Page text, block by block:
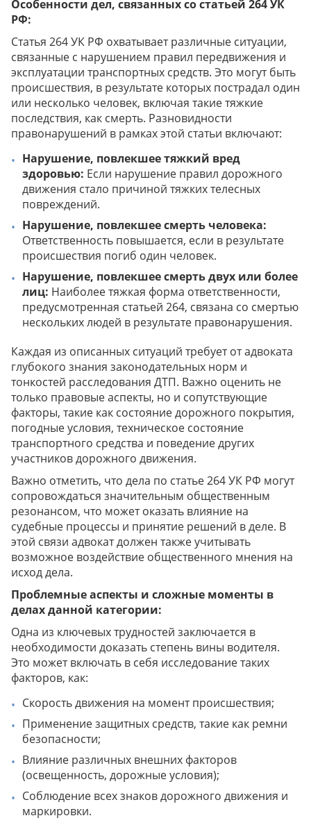
Особенности дел, связанных со статьей 264 УК
РФ:
Статья 264 УК РФ охватывает различные ситуации,
связанные с нарушением правил передвижения и
эксплуатации транспортных средств. Это могут быть
происшествия, в результате которых пострадал один
или несколько человек, включая такие тяжкие
последствия, как смерть. Разновидности
правонарушений в рамках этой статьи включают:
Нарушение, повлекшее тяжкий вред
здоровью: Если нарушение правил дорожного
движения стало причиной тяжких телесных
повреждений.
Нарушение, повлекшее смерть человека:
Ответственность повышается, если в результате
происшествия погиб один человек.
Нарушение, повлекшее смерть двух или более
лиц: Наиболее тяжкая форма ответственности,
предусмотренная статьей 264, связана со смертью
нескольких людей в результате правонарушения.
Каждая из описанных ситуаций требует от адвоката
глубокого знания законодательных норм и
тонкостей расследования ДТП. Важно оценить не
только правовые аспекты, но и сопутствующие
факторы, такие как состояние дорожного покрытия,
погодные условия, техническое состояние
транспортного средства и поведение других
участников дорожного движения.
Важно отметить, что дела по статье 264 УК РФ могут
сопровождаться значительным общественным
резонансом, что может оказать влияние на
судебные процессы и принятие решений в деле. В
этой связи адвокат должен также учитывать
возможное воздействие общественного мнения на
исход дела.
Проблемные аспекты и сложные моменты в
делах данной категории:
Одна из ключевых трудностей заключается в
необходимости доказать степень вины водителя.
Это может включать в себя исследование таких
факторов, как:
Скорость движения на момент происшествия;
Применение защитных средств, такие как ремни
безопасности;
Влияние различных внешних факторов
(освещенность, дорожные условия);
Соблюдение всех знаков дорожного движения и
маркировки.